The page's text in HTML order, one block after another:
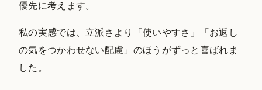
優先に考えます。
私の実感では、立派さより「使いやすさ」「お返し
の気をつかわせない配慮」のほうがずっと喜ばれま
した。